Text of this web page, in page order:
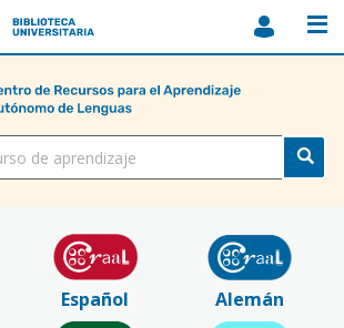
Biblioteca
ULPGC
Español Alemán